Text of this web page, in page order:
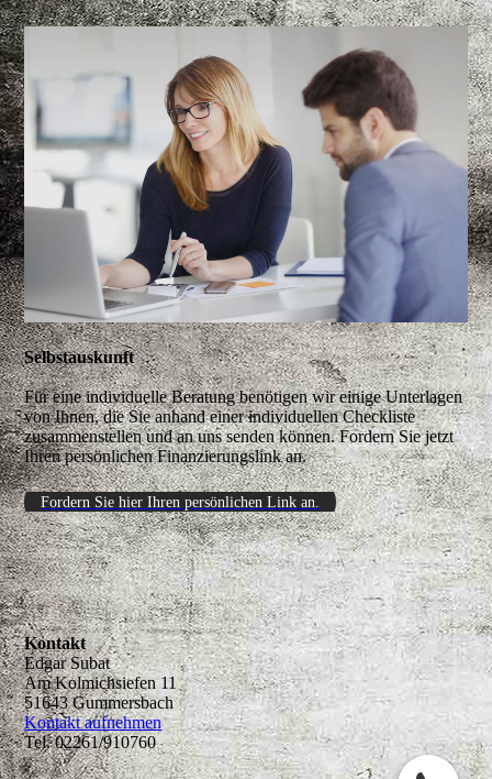
Selbstauskunft
Für eine individuelle Beratung benötigen wir einige Unterlagen
von Ihnen, die Sie anhand einer individuellen Checkliste
zusammenstellen und an uns senden können. Fordern Sie jetzt
Ihren persönlichen Finanzierungslink an.
Fordern Sie hier Ihren persönlichen Link an.
Kontakt
Edgar Subat
Am Kolmichsiefen 11
51643 Gummersbach
Kontakt aufnehmen
Tel. 02261/910760